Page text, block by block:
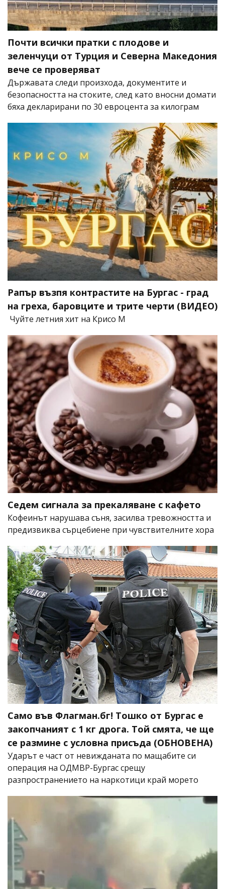
Почти всички пратки с плодове и
зеленчуци от Турция и Северна Македония
вече се проверяват
Държавата следи произхода, документите и
безопасността на стоките, след като вносни домати
бяха декларирани по 30 евроцента за килограм
Рапър възпя контрастите на Бургас - град
на греха, баровците и трите черти (ВИДЕО)
Чуйте летния хит на Крисо М
Седем сигнала за прекаляване с кафето
Кофеинът нарушава съня, засилва тревожността и
предизвиква сърцебиене при чувствителните хора
Само във Флагман.бг! Тошко от Бургас е
закопчаният с 1 кг дрога. Той смята, че ще
се размине с условна присъда (ОБНОВЕНА)
Ударът е част от невижданата по мащабите си
операция на ОДМВР-Бургас срещу
разпространението на наркотици край морето